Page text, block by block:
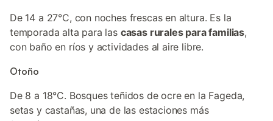
De 14 a 27°C, con noches frescas en altura. Es la
temporada alta para las casas rurales para familias,
con baño en ríos y actividades al aire libre.
Otoño
De 8 a 18°C. Bosques teñidos de ocre en la Fageda,
setas y castañas, una de las estaciones más